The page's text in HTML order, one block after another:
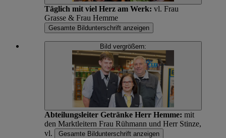
Täglich mit viel Herz am Werk: vl. Frau
Grasse & Frau Hemme
Gesamte Bildunterschrift anzeigen
Bild vergrößern:
Abteilungsleiter Getränke Herr Hemme: mit
den Marktleitern Frau Rühmann und Herr Stinze,
vl.
Gesamte Bildunterschrift anzeigen